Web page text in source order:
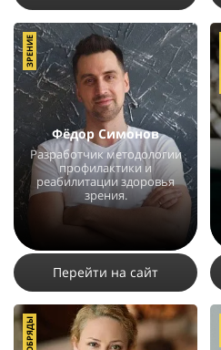
Фёдор Симонов
Разработчик методологии
профилактики и
реабилитации здоровья
зрения.
ЗРЕНИЕ
Перейти на сайт